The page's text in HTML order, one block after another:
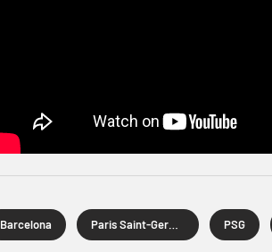
Barcelona Paris Saint-Germain PSG